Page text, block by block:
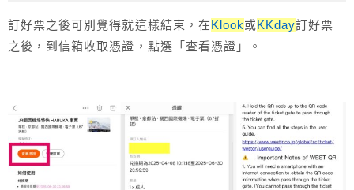
訂好票之後可別覺得就這樣結束，在Klook或KKday訂好票
之後，到信箱收取憑證，點選「查看憑證」。